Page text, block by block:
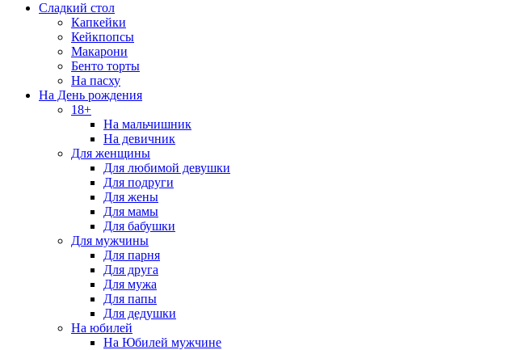
Сладкий стол
Капкейки
Кейкпопсы
Макарони
Бенто торты
На пасху
На День рождения
18+
На мальчишник
На девичник
Для женщины
Для любимой девушки
Для подруги
Для жены
Для мамы
Для бабушки
Для мужчины
Для парня
Для друга
Для мужа
Для папы
Для дедушки
На юбилей
На Юбилей мужчине